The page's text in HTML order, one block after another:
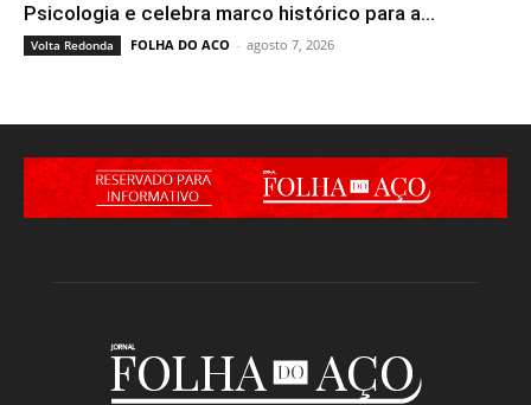
Psicologia e celebra marco histórico para a...
Volta Redonda FOLHA DO ACO - agosto 7, 2026